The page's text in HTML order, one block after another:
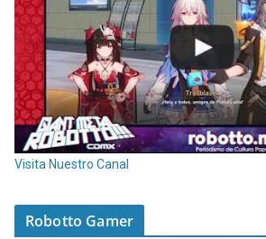
Visita Nuestro Canal
Robotto Gamer